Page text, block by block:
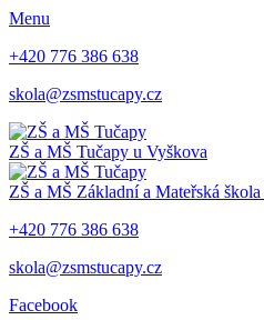
Menu
+420 776 386 638
skola@zsmstucapy.cz
ZŠ a MŠ Tučapy u Vyškova
ZŠ a MŠ Základní a Mateřská škola
+420 776 386 638
skola@zsmstucapy.cz
Facebook